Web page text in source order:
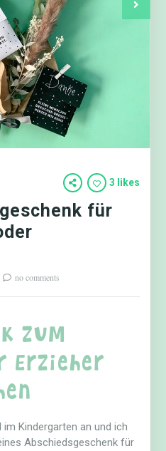
3 likes
für
no comments
zum
Erzieher
Kindergarten an und ich
Abschiedsgeschenk für